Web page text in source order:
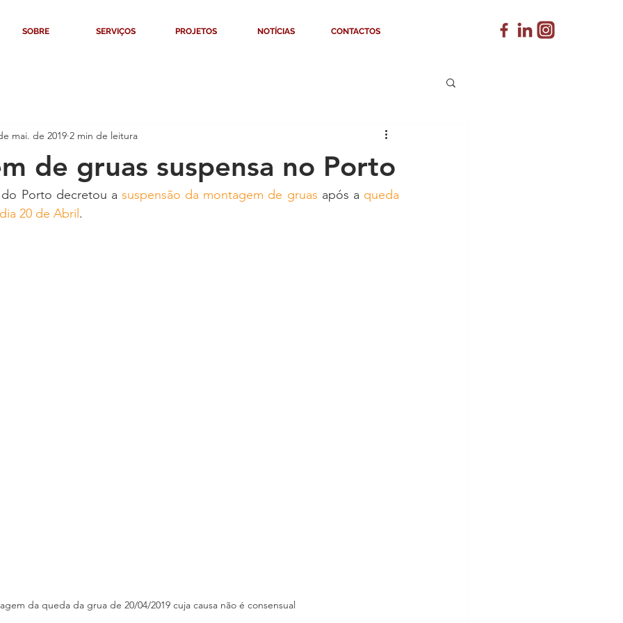
SOBRE SERVIÇOS PROJETOS NOTÍCIAS CONTACTOS
de gruas suspensa no Porto
mai. de 2019 2 min de leitura
Porto decretou a suspensão da montagem de gruas após a queda
20 de Abril .
da queda da grua de 20/04/2019 cuja causa não é consensual